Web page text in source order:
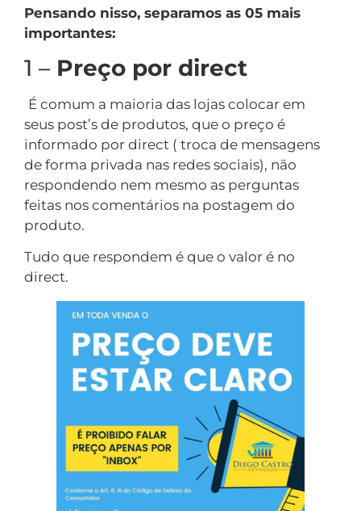
Pensando nisso, separamos as 05 mais
importantes:
1 – Preço por direct
É comum a maioria das lojas colocar em
seus post’s de produtos, que o preço é
informado por direct ( troca de mensagens
de forma privada nas redes sociais), não
respondendo nem mesmo as perguntas
feitas nos comentários na postagem do
produto.
Tudo que respondem é que o valor é no
direct.